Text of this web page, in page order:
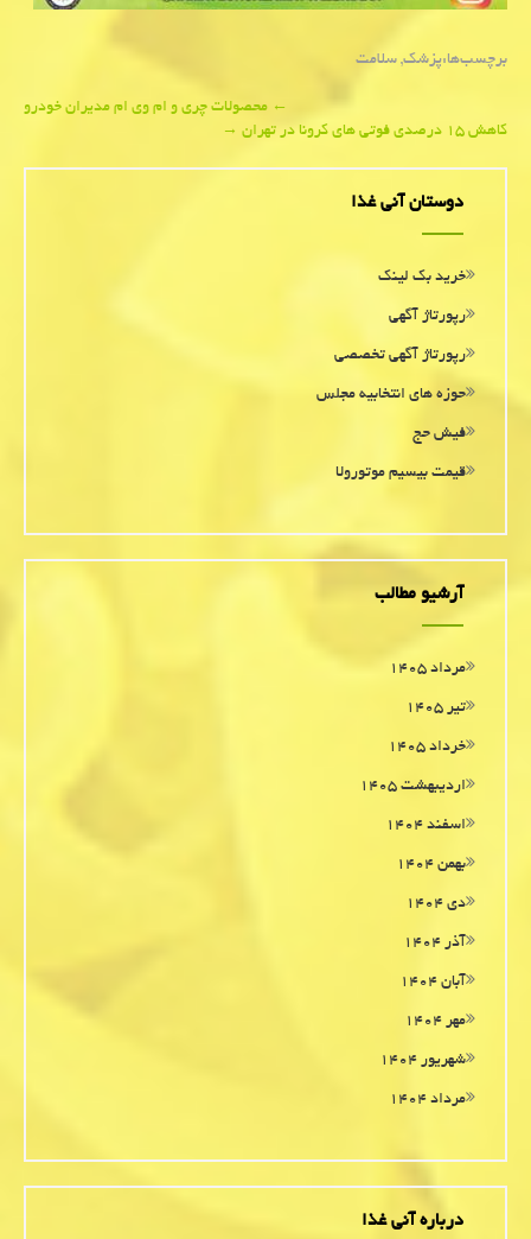
برچسب‌ها:پزشك,سلامت
navigation
←محصولات چری و ام وی ام مدیران خودرو
كاهش ۱۵ درصدی فوتی های كرونا در تهران
→
دوستان آنی غذا
خرید بک لینک
رپورتاژ آگهی
رپورتاژ آگهی تخصصی
حوزه های انتخابیه مجلس
فیش حج
قیمت بیسیم موتورولا
آرشیو مطالب
مرداد ۱۴۰۵
تیر ۱۴۰۵
خرداد ۱۴۰۵
اردیبهشت ۱۴۰۵
اسفند ۱۴۰۴
بهمن ۱۴۰۴
دی ۱۴۰۴
آذر ۱۴۰۴
آبان ۱۴۰۴
مهر ۱۴۰۴
شهریور ۱۴۰۴
مرداد ۱۴۰۴
درباره آنی غذا